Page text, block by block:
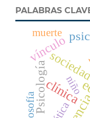
PALABRAS
clínica
Psicología
vínculo
ética
filosofía
muerte
niño